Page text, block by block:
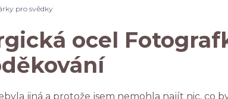
pro svědky
ocel
jiná a protože jsem nemohla najít nic, co